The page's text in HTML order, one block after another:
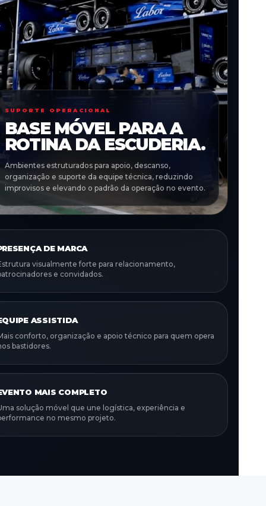
SUPORTE OPERACIONAL
BASE MÓVEL PARA A
ROTINA DA ESCUDERIA.
Ambientes estruturados para apoio, descanso,
organização e suporte da equipe técnica, reduzindo
improvisos e elevando o padrão da operação no evento.
DE MARCA
visualmente forte para relacionamento,
e convidados.
ASSISTIDA
conforto, organização e apoio técnico para quem opera
bastidores.
MAIS COMPLETO
solução móvel que une logística, experiência e
no mesmo projeto.